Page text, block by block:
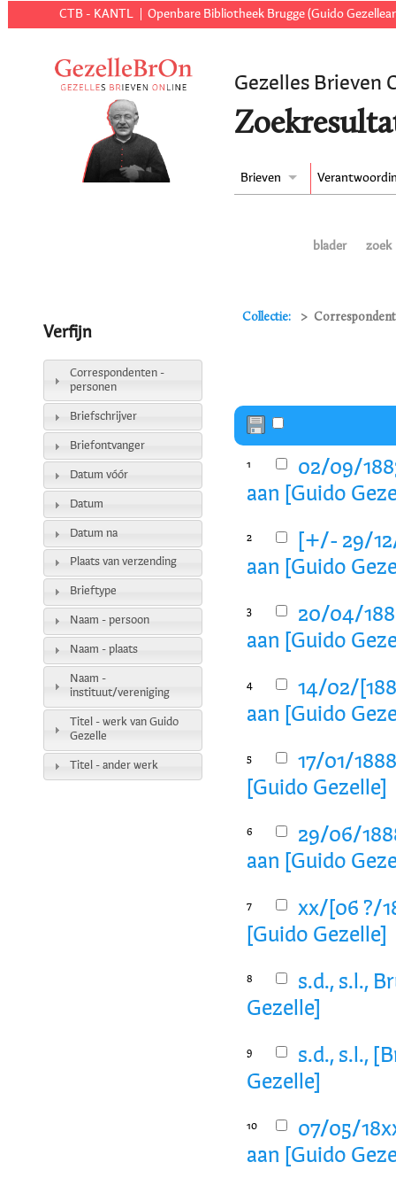
CTB - KANTL Openbare Bibliotheek Brugge (Guido
Gezelles Brieven
Brieven
blader zoek
Collectie:
1
02/09/
aan [Guido
2
[+/- 29/
aan [Guido
3
20/04/
aan [Guido
4
14/02/
aan [Guido
5
17/01/
[Guido Gezelle]
6
29/06/
aan [Guido
7
xx/[06 ?/
[Guido Gezelle]
8
s.d., s.l.,
Gezelle]
9
s.d., s.l.,
Gezelle]
10
07/05/
aan [Guido
Verfijn
Correspondenten -
personen
Briefschrijver
Briefontvanger
Datum vóór
Datum
Datum na
Plaats van verzending
Brieftype
Naam - persoon
Naam - plaats
Naam -
instituut/vereniging
Titel - werk van Guido
Gezelle
Titel - ander werk